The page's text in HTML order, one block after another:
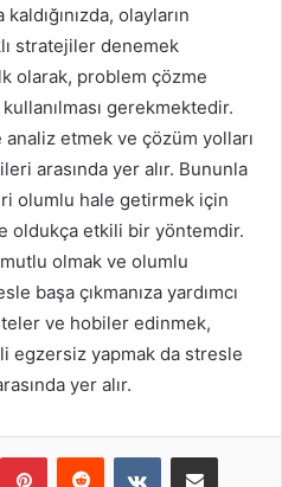
olayların
stratejiler denemek
olarak, problem çözme
gerekmektedir.
etmek ve çözüm yolları
arasında yer alır. Bununla
olumlu hale getirmek için
oldukça etkili bir yöntemdir.
olmak ve olumlu
başa çıkmanıza yardımcı
ve hobiler edinmek,
egzersiz yapmak da stresle
yer alır.
PinterestReddit VKontakteE-Posta ile paylaş